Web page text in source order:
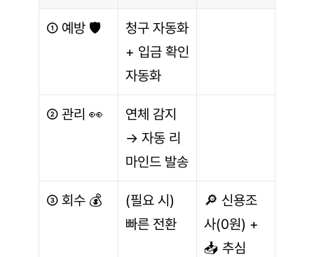
① 예방 🛡️
청구 자동화
+ 입금 확인
자동화
② 관리 👀
연체 감지
→ 자동 리
마인드 발송
③ 회수 💰
(필요 시)
빠른 전환
🔎 신용조
사(0원) +
📥 추심